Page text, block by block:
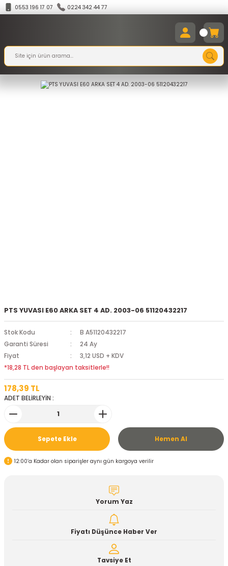
0553 196 17 07 0224 342 44 77
PTS YUVASI E60 ARKA SET 4 AD. 2003-06 51120432217
Stok Kodu
B A51120432217
Garanti Süresi
24 Ay
Fiyat
3,12 USD + KDV
*18,28 TL den başlayan taksitlerle!!
178,39 TL
ADET BELİRLEYİN :
Sepete Ekle Hemen Al
12:00’a Kadar olan siparişler aynı gün kargoya verilir
Yorum Yaz
Fiyatı Düşünce Haber Ver
Tavsiye Et